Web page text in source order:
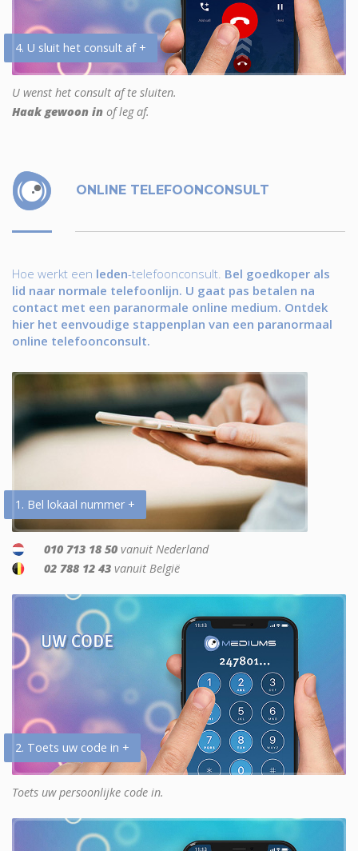
4. U sluit het consult af +
U wenst het consult af te sluiten.
Haak gewoon in of leg af.
ONLINE TELEFOONCONSULT
Hoe werkt een leden-telefoonconsult. Bel goedkoper als
lid naar normale telefoonlijn. U gaat pas betalen na
contact met een paranormale online medium. Ontdek
hier het eenvoudige stappenplan van een paranormaal
online telefoonconsult.
1. Bel lokaal nummer +
010 713 18 50 vanuit Nederland
02 788 12 43 vanuit België
2. Toets uw code in +
Toets uw persoonlijke code in.